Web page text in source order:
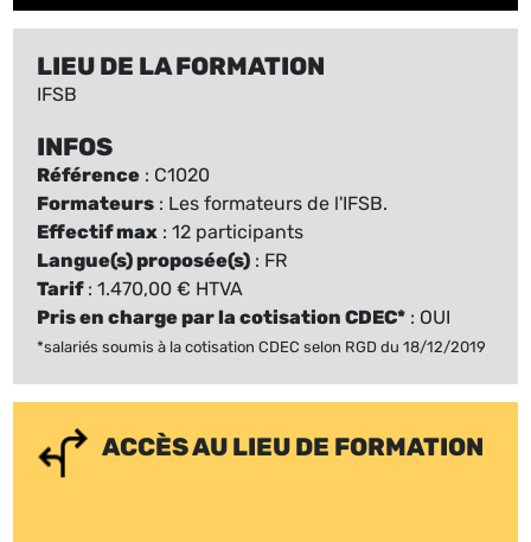
LIEU DE LA FORMATION
IFSB
INFOS
Référence : C1020
Formateurs : Les formateurs de l'IFSB.
Effectif max : 12 participants
Langue(s) proposée(s) : FR
Tarif: 1.470,00 € HTVA
Pris en charge par la cotisation CDEC* : OUI
*salariés soumis à la cotisation CDEC selon RGD du 18/12/2019
ACCÈS AU LIEU DE FORMATION